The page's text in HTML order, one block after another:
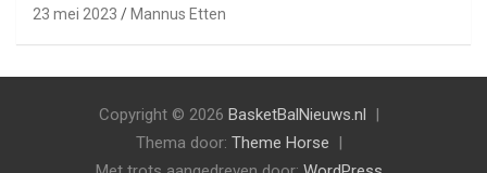
23 mei 2023 Mannus Etten
Copyright © 2026 BasketBalNieuws.nl
Thema door: Theme Horse